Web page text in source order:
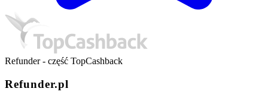
Refunder - część TopCashback
Refunder.pl